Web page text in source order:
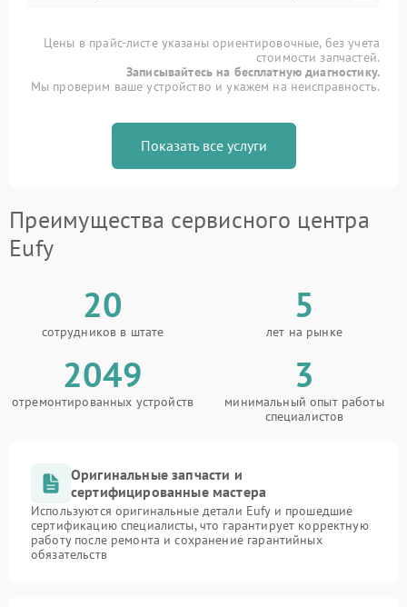
Цены в прайс-листе указаны ориентировочные, без учета
стоимости запчастей.
Записывайтесь на бесплатную диагностику.
Мы проверим ваше устройство и укажем на неисправность.
Показать все услуги
Преимущества сервисного центра
Eufy
20
сотрудников в штате
5
лет на рынке
2049
отремонтированных устройств
3
минимальный опыт работы
специалистов
Оригинальные запчасти и
сертифицированные мастера
Используются оригинальные детали Eufy и прошедшие
сертификацию специалисты, что гарантирует корректную
работу после ремонта и сохранение гарантийных
обязательств